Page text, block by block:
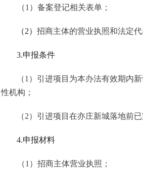
（1）备案登记相关表单；
（2） 招商主体的营业执照和法定代
3.申报条件
（1）引进项目为本办法有效期内
性机构；
（2）引进项目在亦庄新城落地前
4.申报材料
（1）招商主体营业执照；